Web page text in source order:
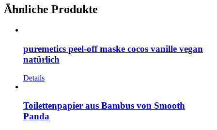
Ähnliche Produkte
puremetics peel-off maske cocos vanille vegan
natürlich
Details
Toilettenpapier aus Bambus von Smooth
Panda